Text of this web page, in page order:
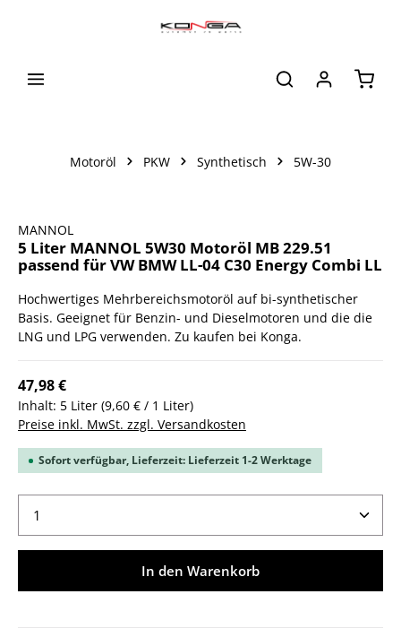
Motoröl PKW Synthetisch 5W-30
MANNOL
5 Liter MANNOL 5W30 Motoröl MB 229.51
passend für VW BMW LL-04 C30 Energy Combi LL
Hochwertiges Mehrbereichsmotoröl auf bi-synthetischer
Basis. Geeignet für Benzin- und Dieselmotoren und die die
LNG und LPG verwenden. Zu kaufen bei Konga.
47,98 €
Inhalt: 5 Liter (9,60 € / 1 Liter)
Preise inkl. MwSt. zzgl. Versandkosten
Sofort verfügbar, Lieferzeit: Lieferzeit 1-2 Werktage
Produkt Anzahl: Gib den gewünschten Wert ein
In den Warenkorb